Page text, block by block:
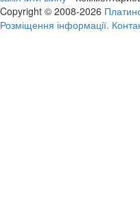
Copyright © 2008-2026
Розміщення інформації.